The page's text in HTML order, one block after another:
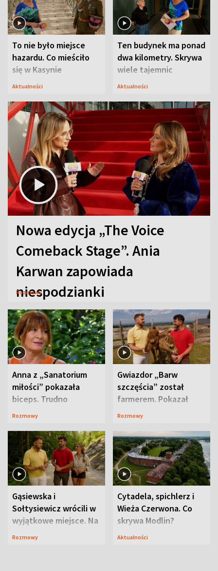
To nie było miejsce
hazardu. Co mieściło
się w Kasynie
Oficerskim?
Aktualności
Ten budynek ma ponad
dwa kilometry. Skrywa
wiele tajemnic
Aktualności
Nowa edycja „The Voice
Comeback Stage”. Ania
Karwan zapowiada
niespodzianki
Rozmowy
Anna z „Sanatorium
miłości” pokazała
biceps. Trudno
uwierzyć, co przeszła
Rozmowy
Gwiazdor „Barw
szczęścia” został
farmerem. Pokazał
swoje niezwykłe
Rozmowy
Gąsiewska i
Sołtysiewicz wrócili w
wyjątkowe miejsce. Na
szlaku czekał
Rozmowy
Cytadela, spichlerz i
Wieża Czerwona. Co
skrywa Modlin?
Aktualności